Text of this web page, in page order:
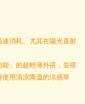
消耗。尤其在陽光直射
」的超輕薄外搭，並搭
用清凉降溫的涼感單